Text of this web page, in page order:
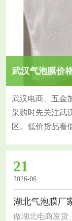
武汉电商、五金
采购时先关注武
区。低价货品看
韧性强、抗穿刺
途尚可，长途物
重、气泡大小存
21
2026-06
做湖北电商发货